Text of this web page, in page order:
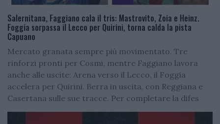
Salernitana, Faggiano cala il tris: Mastrovito, Zoia e Heinz.
Foggia sorpassa il Lecco per Quirini, torna calda la pista
Capuano
Mercato granata sempre più movimentato. Tre
rinforzi pronti per Cosmi, mentre Faggiano lavora
anche alle uscite: Arena verso il Lecco, il Foggia
accelera per Quirini. Berra in uscita, con Reggiana e
Casertana sulle sue tracce. Per completare la difes